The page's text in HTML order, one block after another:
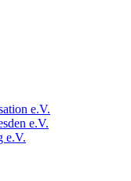
e.V.
e.V.
e.V.